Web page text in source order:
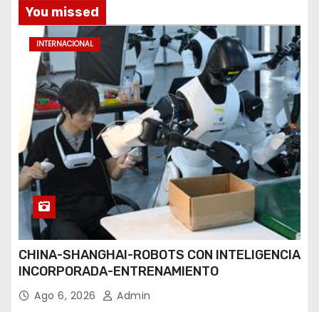
You missed
INTERNACIONAL
CHINA-SHANGHAI-ROBOTS CON INTELIGENCIA
INCORPORADA-ENTRENAMIENTO
Ago 6, 2026 Admin